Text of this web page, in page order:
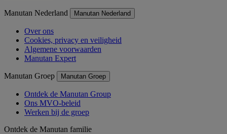
Manutan Nederland Manutan Nederland
Over ons
Cookies, privacy en veiligheid
Algemene voorwaarden
Manutan Expert
Manutan Groep Manutan Groep
Ontdek de Manutan Group
Ons MVO-beleid
Werken bij de groep
Ontdek de Manutan familie